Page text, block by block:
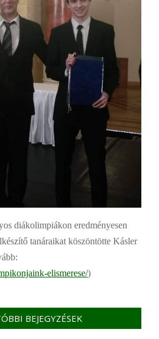
diákolimpiákon eredményesen
tanáraikat köszöntötte Kásler
elismerese/)
BEJEGYZÉSEK